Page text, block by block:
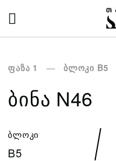
ფაზა 1 ბლოკი B5
ᲑᲘᲜᲐ N46
ბლოკი
B5